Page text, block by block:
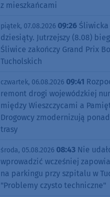
z mieszkańcami
piątek, 07.08.2026 09:26 Śliwicka
dziesiąty. Jutrzejszy (8.08)
Śliwice zakończy Grand Prix
Tucholskich
czwartek, 06.08.2026 09:41
remont drogi wojewódzkiej
między Wieszczycami a
Drogowcy zmodernizują
trasy
środa, 05.08.2026 08:43 Nie
wprowadzić wcześniej
na parkingu przy szpitalu w
"Problemy czysto techniczne"